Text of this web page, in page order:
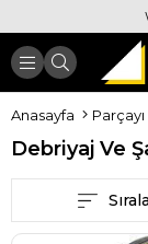
Anasayfa
Debriyaj Ve